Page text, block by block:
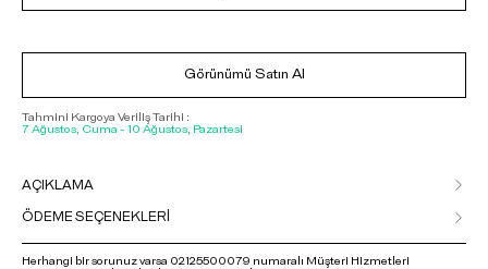
Görünümü Satın Al
Tahmini Kargoya Veriliş Tarihi :
7 Ağustos, Cuma - 10 Ağustos, Pazartesi
AÇIKLAMA
ÖDEME SEÇENEKLERİ
Herhangi bir sorunuz varsa 02125500079 numaralı Müşteri Hizmetleri